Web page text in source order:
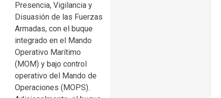
Presencia, Vigilancia y
Disuasión de las Fuerzas
Armadas, con el buque
integrado en el Mando
Operativo Marítimo
(MOM) y bajo control
operativo del Mando de
Operaciones (MOPS).